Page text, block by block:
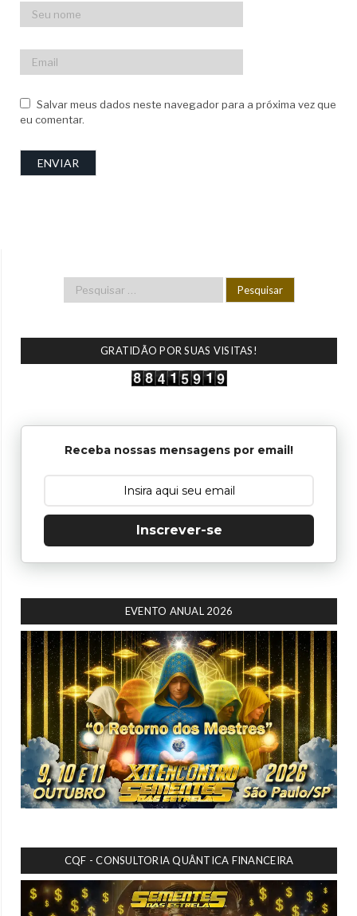
Salvar meus dados neste navegador para a próxima vez que
eu comentar.
GRATIDÃO POR SUAS VISITAS!
Receba nossas mensagens por email!
Inscrever-se
EVENTO ANUAL 2026
CQF - CONSULTORIA QUÂNTICA FINANCEIRA